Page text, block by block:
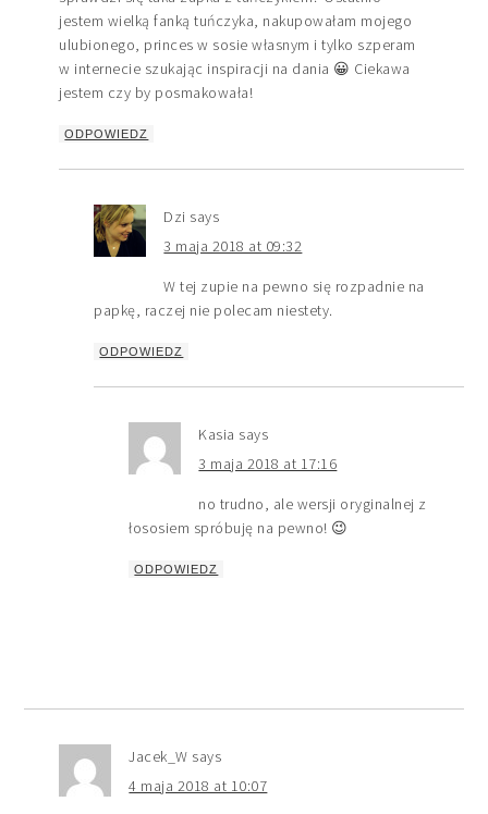
jestem wielką fanką tuńczyka, nakupowałam mojego
ulubionego, princes w sosie własnym i tylko szperam
w internecie szukając inspiracji na dania 😀 Ciekawa
jestem czy by posmakowała!
ODPOWIEDZ
Dzi says
3 maja 2018 at 09:32
W tej zupie na pewno się rozpadnie na
papkę, raczej nie polecam niestety.
ODPOWIEDZ
Kasia says
3 maja 2018 at 17:16
no trudno, ale wersji oryginalnej z
łososiem spróbuję na pewno! 😉
ODPOWIEDZ
Jacek_W says
4 maja 2018 at 10:07